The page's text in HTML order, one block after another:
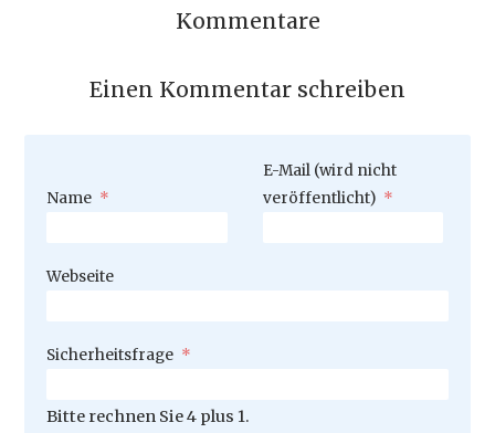
Kommentare
Einen Kommentar schreiben
Pflichtfeld
Name *
Pflichtfeld
E-Mail (wird nicht
veröffentlicht) *
Webseite
Pflichtfeld
Sicherheitsfrage *
Bitte rechnen Sie 4 plus 1.